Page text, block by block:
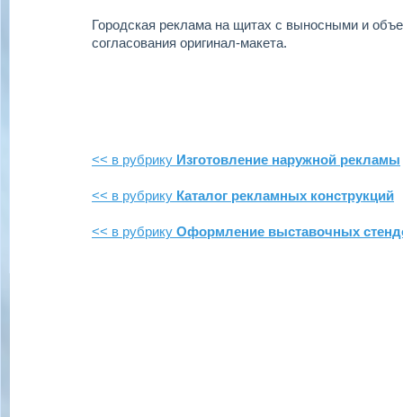
Городская реклама на щитах с выносными и
согласования оригинал-макета.
<< в рубрику Изготовление наружной рекламы
<< в рубрику Каталог рекламных конструкций
<< в рубрику Оформление выставочных